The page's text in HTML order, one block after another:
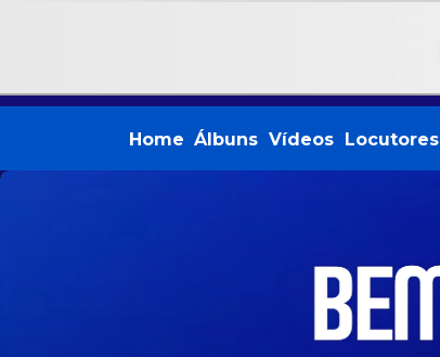
Home Álbuns Vídeos Locutores